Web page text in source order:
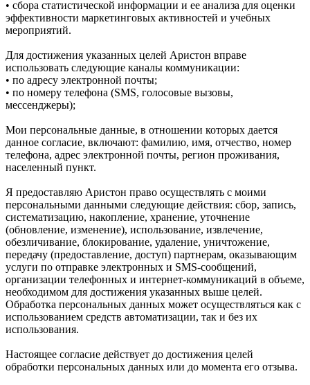
• сбора статистической информации и ее анализа для оценки
эффективности маркетинговых активностей и учебных
мероприятий.
Для достижения указанных целей Аристон вправе
использовать следующие каналы коммуникации:
• по адресу электронной почты;
• по номеру телефона (SMS, голосовые вызовы,
мессенджеры);
Мои персональные данные, в отношении которых дается
данное согласие, включают: фамилию, имя, отчество, номер
телефона, адрес электронной почты, регион проживания,
населенный пункт.
Я предоставляю Аристон право осуществлять с моими
персональными данными следующие действия: сбор, запись,
систематизацию, накопление, хранение, уточнение
(обновление, изменение), использование, извлечение,
обезличивание, блокирование, удаление, уничтожение,
передачу (предоставление, доступ) партнерам, оказывающим
услуги по отправке электронных и SMS‑сообщений,
организации телефонных и интернет‑коммуникаций в объеме,
необходимом для достижения указанных выше целей.
Обработка персональных данных может осуществляться как с
использованием средств автоматизации, так и без их
использования.
Настоящее согласие действует до достижения целей
обработки персональных данных или до момента его отзыва.